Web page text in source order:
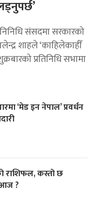
संसदमा सरकारको
शाहले ‘काहिलेकाहीँ
प्रतिनिधि सभामा
‘मेड इन नेपाल’ प्रवर्धन
राशिफल, कस्तो छ
?